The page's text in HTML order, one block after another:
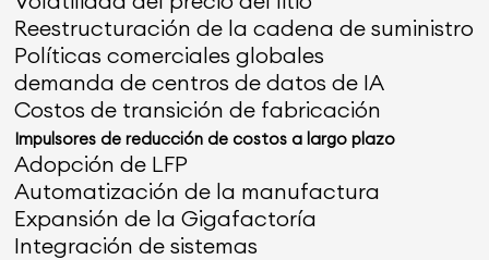
Reestructuración de la cadena de suministro
Políticas comerciales globales
demanda de centros de datos de IA
Costos de transición de fabricación
Impulsores de reducción de costos a largo plazo
Adopción de LFP
Automatización de la manufactura
Expansión de la Gigafactoría
Integración de sistemas